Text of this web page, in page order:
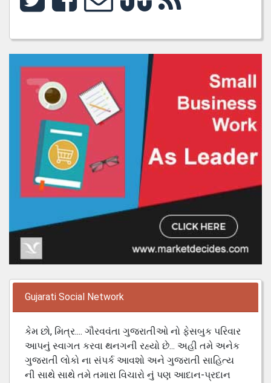
Gujarati Social Network
કેમ છો, મિત્ર.... ગૌરવવંતા ગુજરાતીઓ નો ફેસબુક પરિવાર
આપનું સ્વાગત કરવા થનગની રહ્યો છે... અહી તમે અનેક
ગુજરાતી લોકો ના સંપર્ક આવશો અને ગુજરાતી સાહિત્ય
ની સાથે સાથે તમે તમારા વિચારો નું પણ આદાન-પ્રદાન